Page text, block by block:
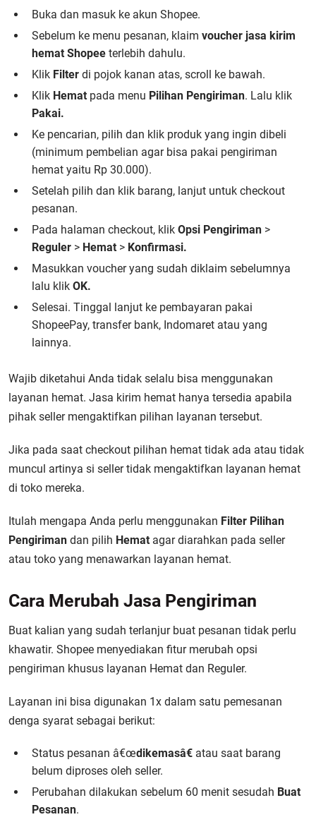
Buka dan masuk ke akun Shopee.
Sebelum ke menu pesanan, klaim voucher jasa kirim
hemat Shopee terlebih dahulu.
Klik Filter di pojok kanan atas, scroll ke bawah.
Klik Hemat pada menu Pilihan Pengiriman. Lalu klik
Pakai.
Ke pencarian, pilih dan klik produk yang ingin dibeli
(minimum pembelian agar bisa pakai pengiriman
hemat yaitu Rp 30.000).
Setelah pilih dan klik barang, lanjut untuk checkout
pesanan.
Pada halaman checkout, klik Opsi Pengiriman >
Reguler > Hemat > Konfirmasi.
Masukkan voucher yang sudah diklaim sebelumnya
lalu klik OK.
Selesai. Tinggal lanjut ke pembayaran pakai
ShopeePay, transfer bank, Indomaret atau yang
lainnya.
Wajib diketahui Anda tidak selalu bisa menggunakan
layanan hemat. Jasa kirim hemat hanya tersedia apabila
pihak seller mengaktifkan pilihan layanan tersebut.
Jika pada saat checkout pilihan hemat tidak ada atau tidak
muncul artinya si seller tidak mengaktifkan layanan hemat
di toko mereka.
Itulah mengapa Anda perlu menggunakan Filter Pilihan
Pengiriman dan pilih Hemat agar diarahkan pada seller
atau toko yang menawarkan layanan hemat.
Cara Merubah Jasa Pengiriman
Buat kalian yang sudah terlanjur buat pesanan tidak perlu
khawatir. Shopee menyediakan fitur merubah opsi
pengiriman khusus layanan Hemat dan Reguler.
Layanan ini bisa digunakan 1x dalam satu pemesanan
denga syarat sebagai berikut:
Status pesanan â€œdikemasâ€ atau saat barang
belum diproses oleh seller.
Perubahan dilakukan sebelum 60 menit sesudah Buat
Pesanan.